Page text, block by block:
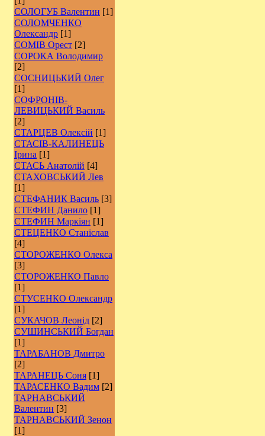
СОЛОГУБ Валентин [1]
СОЛОМЧЕНКО
Олександр [1]
СОМІВ Орест [2]
СОРОКА Володимир
[2]
СОСНИЦЬКИЙ Олег
[1]
СОФРОНІВ-
ЛЕВИЦЬКИЙ Василь
[2]
СТАРЦЕВ Олексій [1]
СТАСІВ-КАЛИНЕЦЬ
Ірина [1]
СТАСЬ Анатолій [4]
СТАХОВСЬКИЙ Лев
[1]
СТЕФАНИК Василь [3]
СТЕФИН Данило [1]
СТЕФИН Маркіян [1]
СТЕЦЕНКО Станіслав
[4]
СТОРОЖЕНКО Олекса
[3]
СТОРОЖЕНКО Павло
[1]
СТУСЕНКО Олександр
[1]
СУКАЧОВ Леонід [2]
СУШИНСЬКИЙ Богдан
[1]
ТАРАБАНОВ Дмитро
[2]
ТАРАНЕЦЬ Соня [1]
ТАРАСЕНКО Вадим [2]
ТАРНАВСЬКИЙ
Валентин [3]
ТАРНАВСЬКИЙ Зенон
[1]